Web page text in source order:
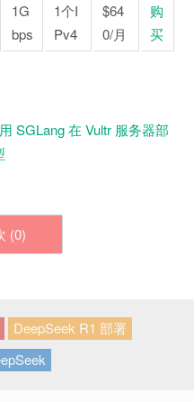
1G
bps
1个I
Pv4
$64
0/月
购
买
SGLang 在 Vultr 服务器部
(0)
DeepSeek R1 部署